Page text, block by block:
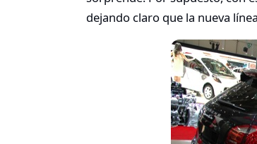
dejando claro que la nueva